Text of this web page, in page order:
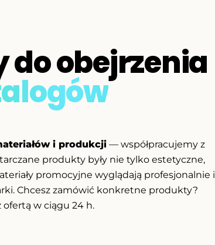
obejrzenia
i produkcji — współpracujemy z
produkty były nie tylko estetyczne,
promocyjne wyglądają profesjonalnie i
Chcesz zamówić konkretne produkty?
w ciągu 24 h.